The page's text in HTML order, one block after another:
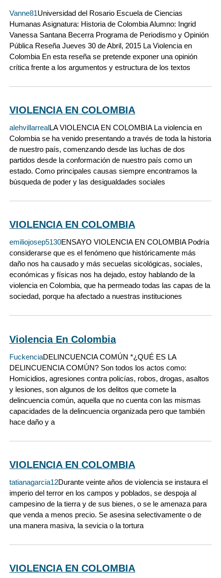
Vanne81Universidad del Rosario Escuela de Ciencias
Humanas Asignatura: Historia de Colombia Alumno: Ingrid
Vanessa Santana Becerra Programa de Periodismo y Opinión
Pública Reseña Jueves 30 de Abril, 2015 La Violencia en
Colombia En esta reseña se pretende exponer una opinión
crítica frente a los argumentos y estructura de los textos
VIOLENCIA EN COLOMBIA
alehvillarrealLA VIOLENCIA EN COLOMBIA La violencia en
Colombia se ha venido presentando a través de toda la historia
de nuestro país, comenzando desde las luchas de dos
partidos desde la conformación de nuestro país como un
estado. Como principales causas siempre encontramos la
búsqueda de poder y las desigualdades sociales
VIOLENCIA EN COLOMBIA
emiliojosep5130ENSAYO VIOLENCIA EN COLOMBIA Podría
considerarse que es el fenómeno que históricamente más
daño nos ha causado y más secuelas sicológicas, sociales,
económicas y físicas nos ha dejado, estoy hablando de la
violencia en Colombia, que ha permeado todas las capas de la
sociedad, porque ha afectado a nuestras instituciones
Violencia En Colombia
FuckenciaDELINCUENCIA COMÚN *¿QUÉ ES LA
DELINCUENCIA COMÚN? Son todos los actos como:
Homicidios, agresiones contra policías, robos, drogas, asaltos
y lesiones, son algunos de los delitos que comete la
delincuencia común, aquella que no cuenta con las mismas
capacidades de la delincuencia organizada pero que también
hace daño y a
VIOLENCIA EN COLOMBIA
tatianagarcia12Durante veinte años de violencia se instaura el
imperio del terror en los campos y poblados, se despoja al
campesino de la tierra y de sus bienes, o se le amenaza para
que venda a menos precio. Se asesina selectivamente o de
una manera masiva, la sevicia o la tortura
VIOLENCIA EN COLOMBIA